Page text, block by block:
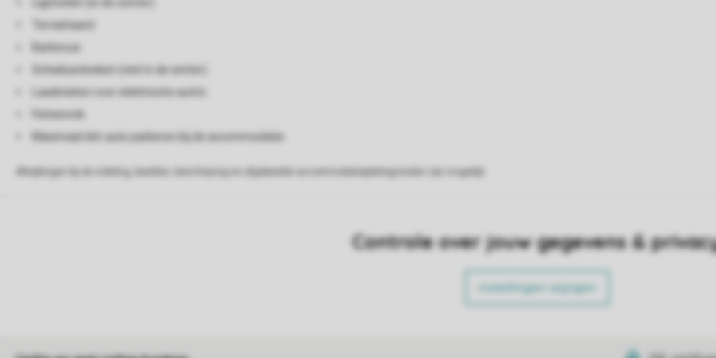
Terrashaard
Barbecue
Schaduwdoeken (niet in de winter)
Laadstation voor elektrische auto's
Fietsenrek
Maximaal één auto parkeren bij de accommodatie
Controle over jouw gegevens &
Instellingen wijzigen